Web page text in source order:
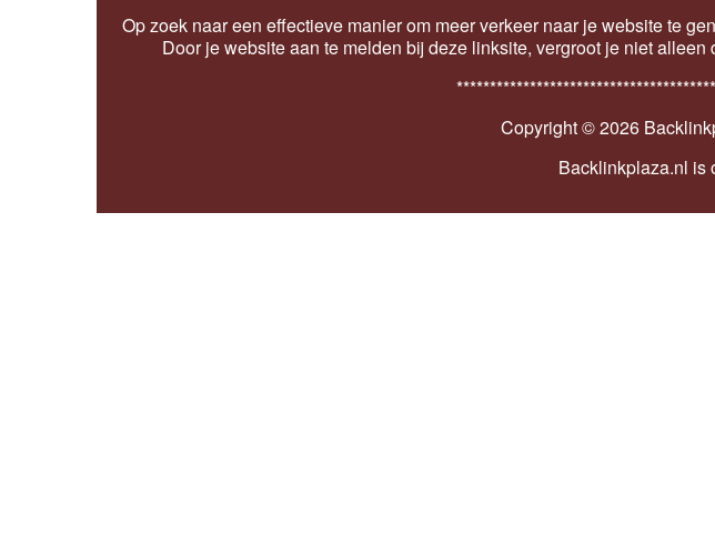
Op zoek naar een effectieve manier om meer verkeer naar je website te
Door je website aan te melden bij deze linksite, vergroot je niet
Copyright ©2026
Backlinkplaza.nl is